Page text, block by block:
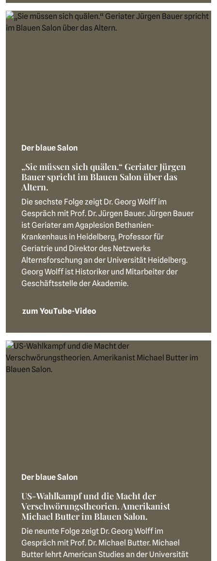
Der blaue Salon
„Sie müssen sich quälen.“ Geriater Jürgen
Bauer spricht im Blauen Salon über das
Altern.
Die sechste Folge zeigt Dr. Georg Wolff im
Gespräch mit Prof. Dr. Jürgen Bauer. Jürgen Bauer
ist Geriater am Agaplesion Bethanien-
Krankenhaus in Heidelberg, Professor für
Geriatrie und Direktor des Netzwerks
Alternsforschung an der Universität Heidelberg.
Georg Wolff ist Historiker und Mitarbeiter der
Geschäftsstelle der Akademie.
zum YouTube-Video
Der blaue Salon
US-Wahlkampf und die Macht der
Verschwörungstheorien. Amerikanist
Michael Butter im Blauen Salon.
Die neunte Folge zeigt Dr. Georg Wolff im
Gespräch mit Prof. Dr. Michael Butter. Michael
Butter lehrt American Studies an der Universität